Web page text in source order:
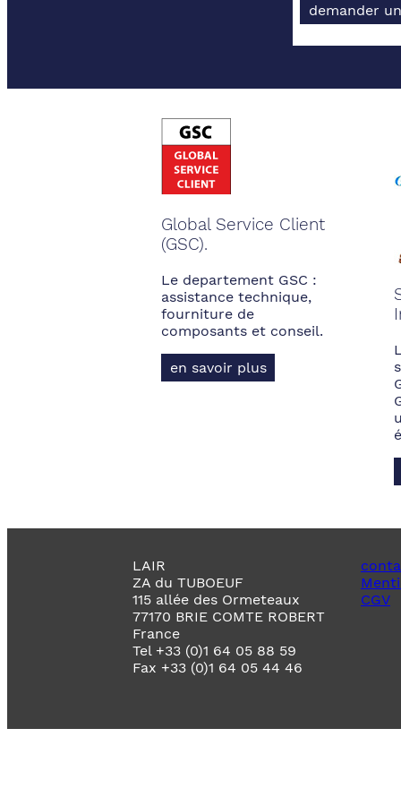
demander
Global Service Client
(GSC).
Le departement GSC :
assistance technique,
fourniture de
composants et conseil.
en savoir plus
LAIR
ZA du TUBOEUF
115 allée des Ormeteaux
77170 BRIE COMTE ROBERT
France
Tel +33 (0)1 64 05 88 59
Fax +33 (0)1 64 05 44 46
CGV